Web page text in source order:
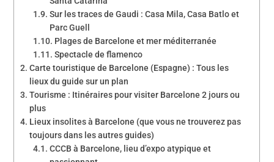
Sur les traces de Gaudi : Casa Mila, Casa Batlo et
Parc Guell
Plages de Barcelone et mer méditerranée
Spectacle de flamenco
Carte touristique de Barcelone (Espagne) : Tous les
lieux du guide sur un plan
Tourisme : Itinéraires pour visiter Barcelone 2 jours ou
plus
Lieux insolites à Barcelone (que vous ne trouverez pas
toujours dans les autres guides)
CCCB à Barcelone, lieu d’expo atypique et